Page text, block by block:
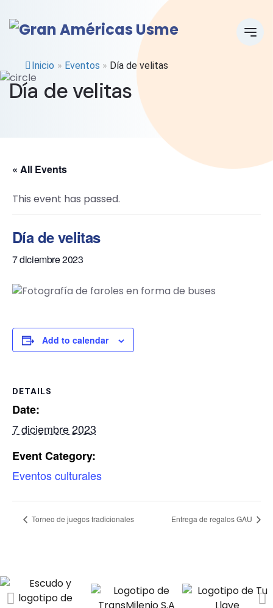
Inicio » Eventos » Día de velitas
Día de velitas
« All Events
This event has passed.
Día de velitas
7 diciembre 2023
Add to calendar
DETAILS
Date:
7 diciembre 2023
Event Category:
Eventos culturales
Torneo de juegos tradicionales Entrega de regalos GAU